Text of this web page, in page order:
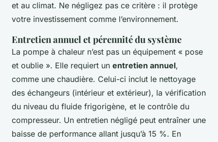
et au climat. Ne négligez pas ce critère : il protège
votre investissement comme l’environnement.
Entretien annuel et pérennité du système
La pompe à chaleur n’est pas un équipement « pose
et oublie ». Elle requiert un entretien annuel,
comme une chaudière. Celui-ci inclut le nettoyage
des échangeurs (intérieur et extérieur), la vérification
du niveau du fluide frigorigène, et le contrôle du
compresseur. Un entretien négligé peut entraîner une
baisse de performance allant jusqu’à 15 %. En